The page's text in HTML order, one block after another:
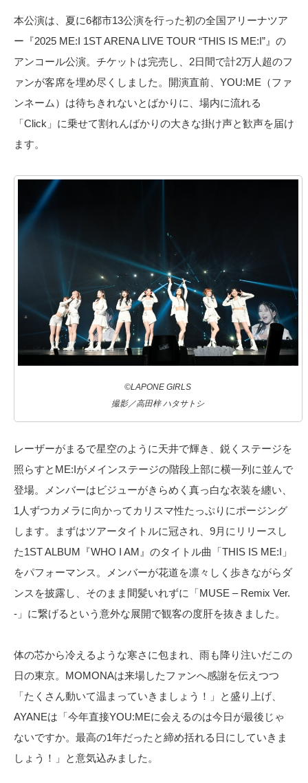
本公演は、夏に6都市13公演を行った初の全国アリーナツア
ー『2025 ME:I 1ST ARENA LIVE TOUR “THIS IS ME:I”』の
アンコール公演。チケットは完売し、2日間で計2万人超のフ
ァンが客席を埋め尽くしました。開演直前、YOU:ME（ファ
ンネーム）は待ちきれないとばかりに、場内に流れる
「Click」に乗せて割れんばかりの大きな掛け声と歓声を届け
ます。
©LAPONE GIRLS
撮影／高田梓 ハタサトシ
レーザーがまるで星空のように天井で輝き、鋭くステージを
照らすとME:Iがメインステージの階段上部に横一列に並んで
登場。メンバーはビジューがきらめく真っ白な衣装を纏い、
1人ずつカメラに向かってカリスマ性たっぷりにポージング
します。まずはツアータイトルに冠され、9月にリリースし
た1ST ALBUM『WHO I AM』のタイトル曲「THIS IS ME:I」
をパフォーマンス。メンバーが花道を凛々しく歩きながらダ
ンスを披露し、そのまま間髪いれずに「MUSE – Remix Ver.
-」に繋げるという意外な展開で観客の度肝を抜きました。
体の芯から冷えるような寒さに包まれ、雨も降り注いだこの
日の東京。MOMONAは来場したファンへ感謝を伝えつつ
「たくさん動いて温まっていきましょう！」と盛り上げ、
AYANEは「今年直接YOU:MEに会えるのは今日が最後じゃ
ないですか。最高の1年だったと締め括れる日にしていきま
しょう！」と意気込みました。